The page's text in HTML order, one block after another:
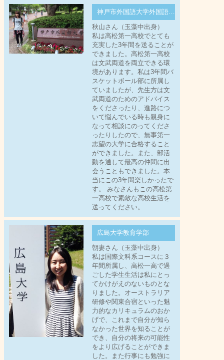
秋山さん（玉藻中出身）
私は高松第一高校でとても
充実した3年間を送ることが
できました。高松第一高校
は文武両道を両立できる環
境があります。私は3年間バ
スケットボール部に所属し
ていましたが、先生方は文
武両道のためのアドバイス
をくださったり、進路につ
いて悩んでいる時も親身に
なって相談にのってくださ
ったりしたので、無事第一
志望の大学に合格すること
ができました。また、部活
動を通して最高の仲間に出
会うこともできました。本
当にこの3年間楽しかったで
す。 みなさんもこの高松第
一高校で素敵な高校生活を
送ってください。
広島大学教育学部
朝妻さん（玉藻中出身）
私は国際文科系コースに３
年間所属し、高松一高で過
ごした学生生活は私にとっ
てかけがえのないものとな
りました。オーストラリア
研修や関東合宿といった魅
力的なカリキュラムのおか
げで、これまで自分が知ら
なかった世界を知ることが
でき、自分の将来の可能性
をより広げることができま
した。また行事にも勉強に